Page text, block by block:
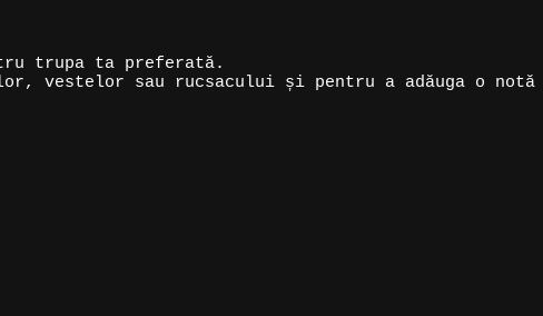
trupa ta preferată.
vestelor sau rucsacului și pentru a adăuga o notă